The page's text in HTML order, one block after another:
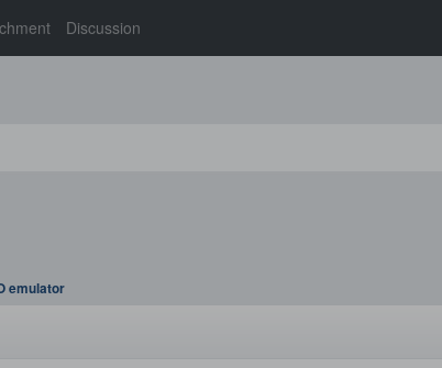
Discussion
emulator